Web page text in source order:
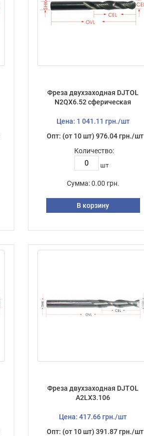
Фреза двухзаходная DJTOL
N2QX6.52 сферическая
Цена: 1 041.11 грн./шт
Опт: (от 10 шт) 976.04 грн./шт
Количество:
шт
Сумма: 0.00 грн.
В корзину
Фреза двухзаходная DJTOL
А2LX3.106
Цена: 417.66 грн./шт
Опт: (от 10 шт) 391.87 грн./шт